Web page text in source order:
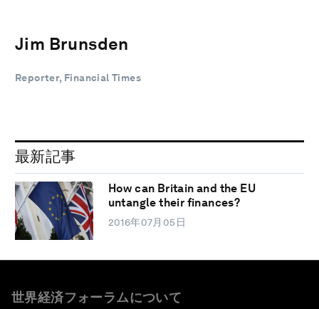
Jim Brunsden
Reporter, Financial Times
最新記事
How can Britain and the EU
untangle their finances?
2016年07月05日
世界経済フォーラムについて